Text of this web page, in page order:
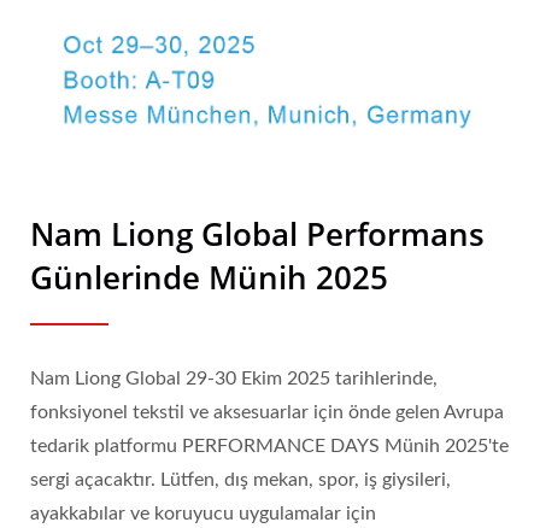
Nam Liong Global Performans
Günlerinde Münih 2025
Nam Liong Global 29-30 Ekim 2025 tarihlerinde,
fonksiyonel tekstil ve aksesuarlar için önde gelen Avrupa
tedarik platformu PERFORMANCE DAYS Münih 2025'te
sergi açacaktır. Lütfen, dış mekan, spor, iş giysileri,
ayakkabılar ve koruyucu uygulamalar için